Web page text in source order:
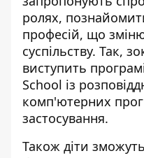
ролях,
професій, що
суспільству. Так,
виступить
School із
комп'ютерних
застосування.
Також діти